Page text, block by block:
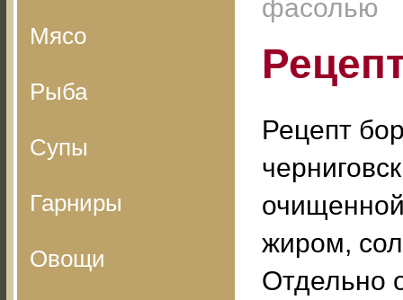
Мясо
Рыба
Супы
Гарниры
Овощи
фасолью
Рецепт
жиром,
Отдельно